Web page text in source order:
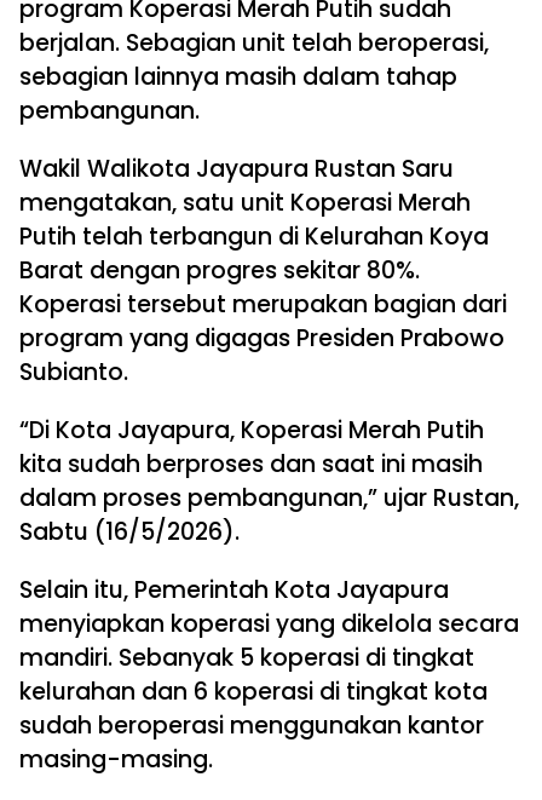
program Koperasi Merah Putih sudah
berjalan. Sebagian unit telah beroperasi,
sebagian lainnya masih dalam tahap
pembangunan.
Wakil Walikota Jayapura Rustan Saru
mengatakan, satu unit Koperasi Merah
Putih telah terbangun di Kelurahan Koya
Barat dengan progres sekitar 80%.
Koperasi tersebut merupakan bagian dari
program yang digagas Presiden Prabowo
Subianto.
“Di Kota Jayapura, Koperasi Merah Putih
kita sudah berproses dan saat ini masih
dalam proses pembangunan,” ujar Rustan,
Sabtu (16/5/2026).
Selain itu, Pemerintah Kota Jayapura
menyiapkan koperasi yang dikelola secara
mandiri. Sebanyak 5 koperasi di tingkat
kelurahan dan 6 koperasi di tingkat kota
sudah beroperasi menggunakan kantor
masing-masing.